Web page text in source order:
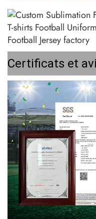
Certificats et